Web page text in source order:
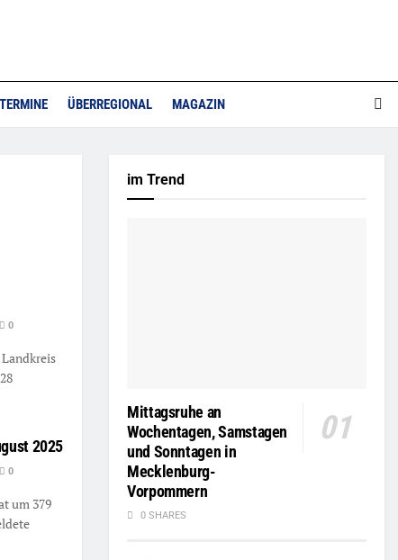
TERMINE ÜBERREGIONAL MAGAZIN
0
2025
0
um 379
im Trend
Mittagsruhe an
Wochentagen, Samstagen
und Sonntagen in
Mecklenburg-
Vorpommern
0 SHARES